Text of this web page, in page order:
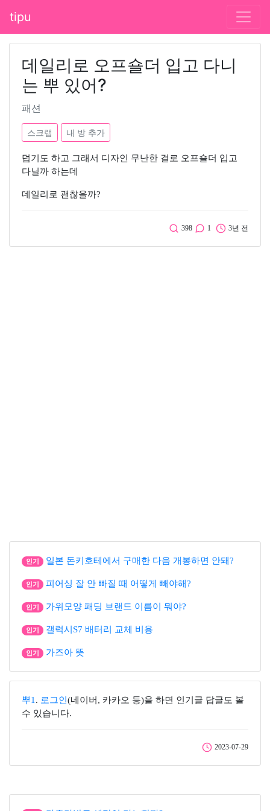
tipu
데일리로 오프숄더 입고 다니
는 뿌 있어?
패션
스크랩 내 방 추가
덥기도 하고 그래서 디자인 무난한 걸로 오프숄더 입고
다닐까 하는데
데일리로 괜찮을까?
398 1 3년 전
인기 일본 돈키호테에서 구매한 다음 개봉하면 안돼?
인기 피어싱 잘 안 빠질 때 어떻게 빼야해?
인기 가위모양 패딩 브랜드 이름이 뭐야?
인기 갤럭시S7 배터리 교체 비용
인기 가즈아 뜻
뿌1 . 로그인 (네이버, 카카오 등)을 하면 인기글 답글도 볼
수 있습니다.
2023-07-29